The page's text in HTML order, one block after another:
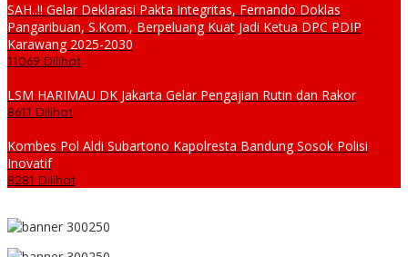
SAH..!! Gelar Deklarasi Pakta Integritas, Fernando Doklas
Pangaribuan, S.Kom., Berpeluang Kuat Jadi Ketua DPC PDIP
Karawang 2025-2030
11069 Dilihat
LSM HARIMAU DK Jakarta Gelar Pengajian Rutin dan Rakor
8611 Dilihat
Kombes Pol Aldi Subartono Kapolresta Bandung Sosok Polisi
Inovatif
8281 Dilihat